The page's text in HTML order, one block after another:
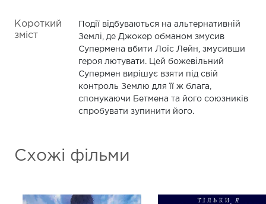
Короткий
зміст
Події відбуваються на альтернативній
Землі, де Джокер обманом змусив
Супермена вбити Лоїс Лейн, змусивши
героя лютувати. Цей божевільний
Супермен вирішує взяти під свій
контроль Землю для її ж блага,
спонукаючи Бетмена та його союзників
спробувати зупинити його.
Схожі фільми